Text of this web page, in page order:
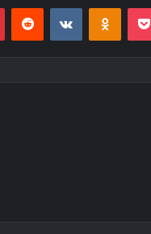
PinterestReddit VKontakte